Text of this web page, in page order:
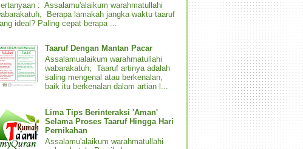
: Assalamu'alaikum warahmatullahi
Berapa lamakah jangka waktu taaruf
ideal? Paling cepat berapa ...
Taaruf Dengan Mantan Pacar
Assalamualaikum warahmatullahi
wabarakatuh, Taaruf artinya adalah
saling mengenal atau berkenalan,
baik itu berkenalan dalam artian l...
Lima Tips Berinteraksi 'Aman'
Selama Proses Taaruf Hingga Hari
Pernikahan
Assalamu'alaikum warahmatullahi